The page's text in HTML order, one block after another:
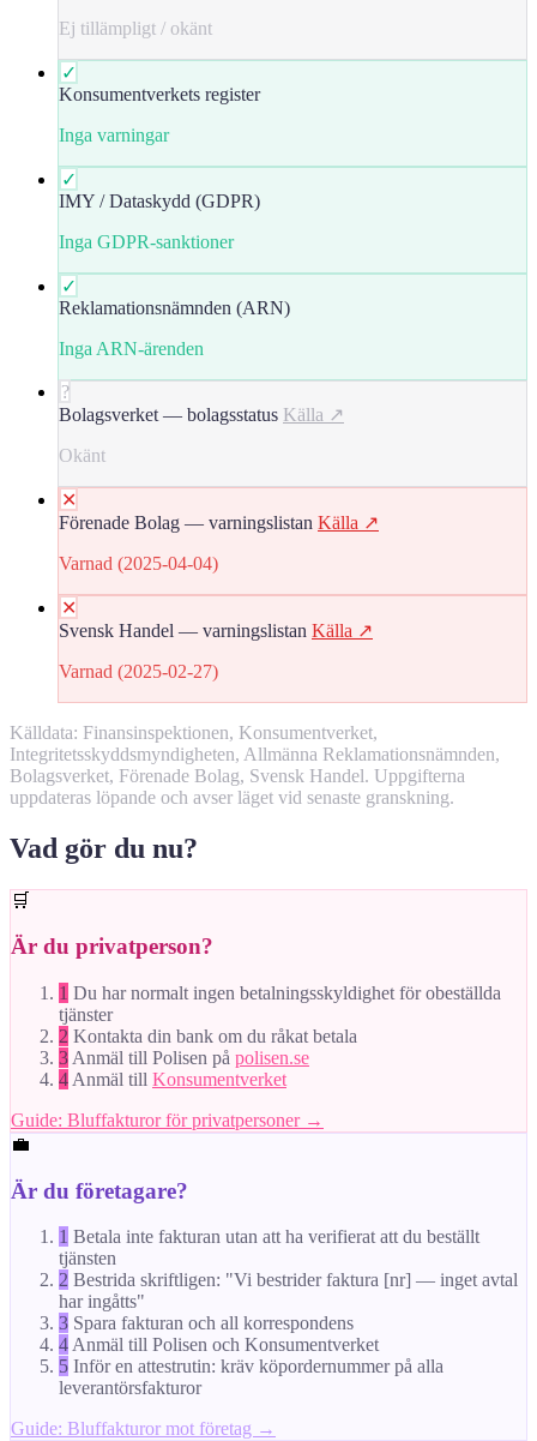
Ej tillämpligt / okänt
✓
Konsumentverkets register
Inga varningar
✓
IMY / Dataskydd (GDPR)
Inga GDPR-sanktioner
✓
Reklamationsnämnden (ARN)
Inga ARN-ärenden
?
Bolagsverket — bolagsstatus Källa ↗
Okänt
✕
Förenade Bolag — varningslistan Källa ↗
Varnad (2025-04-04)
✕
Svensk Handel — varningslistan Källa ↗
Varnad (2025-02-27)
Källdata: Finansinspektionen, Konsumentverket,
Integritetsskyddsmyndigheten, Allmänna Reklamationsnämnden,
Bolagsverket, Förenade Bolag, Svensk Handel. Uppgifterna
uppdateras löpande och avser läget vid senaste granskning.
Vad gör du nu?
🛒
Är du privatperson?
1 Du har normalt ingen betalningsskyldighet för obeställda
tjänster
2 Kontakta din bank om du råkat betala
3 Anmäl till Polisen på polisen.se
4 Anmäl till Konsumentverket
Guide: Bluffakturor för privatpersoner →
💼
Är du företagare?
1 Betala inte fakturan utan att ha verifierat att du beställt
tjänsten
2 Bestrida skriftligen: "Vi bestrider faktura [nr] — inget avtal
har ingåtts"
3 Spara fakturan och all korrespondens
4 Anmäl till Polisen och Konsumentverket
5 Inför en attestrutin: kräv köpordernummer på alla
leverantörsfakturor
Guide: Bluffakturor mot företag →